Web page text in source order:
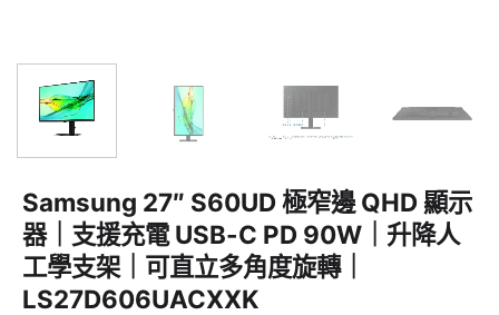
Samsung 27″ S60UD 極窄邊 QHD 顯示
器｜支援充電 USB-C PD 90W｜升降人
工學支架｜可直立多角度旋轉｜
LS27D606UACXXK